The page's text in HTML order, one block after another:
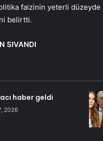
faizinin yeterli
belirtti.
SIVANDI
haber geldi
2026